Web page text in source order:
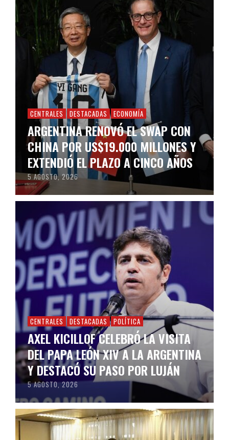
CENTRALES DESTACADAS ECONOMÍA
ARGENTINA RENOVÓ EL SWAP CON
CHINA POR US$19.000 MILLONES Y
EXTENDIÓ EL PLAZO A CINCO AÑOS
5 AGOSTO, 2026
CENTRALES DESTACADAS POLÍTICA
AXEL KICILLOF CELEBRÓ LA VISITA
DEL PAPA LEÓN XIV A LA ARGENTINA
Y DESTACÓ SU PASO POR LUJÁN
5 AGOSTO, 2026